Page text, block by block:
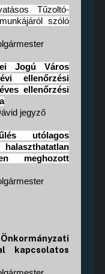
Tűzoltó-
szóló
Jogú Város
ellenőrzési
ellenőrzési
jegyző
utólagos
meghozott
kapcsolatos